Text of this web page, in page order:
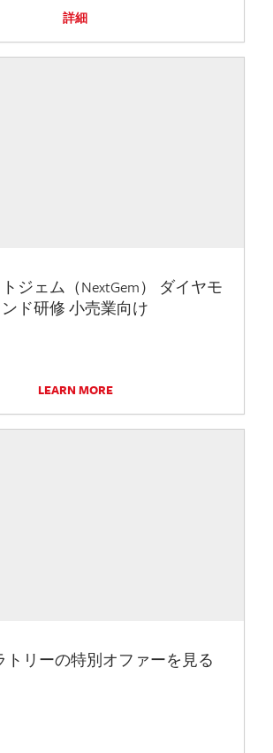
詳細
ジェム（NextGem） ダイヤモ
ンド研修 小売業向け
LEARN MORE
トリーの特別オファーを見る